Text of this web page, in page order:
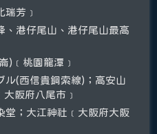
芳﹞
港仔尾山、港仔尾山最高
)﹝桃園龍潭﹞
(西信貴鋼索線)；高安山
阪府八尾市﹞
；大江神社﹝大阪府大阪